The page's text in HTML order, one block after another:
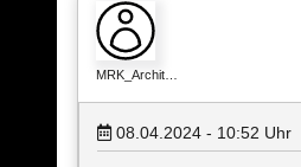
MRK_Archit…
08.04.2024 - 10:52 Uhr